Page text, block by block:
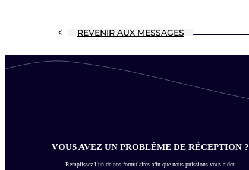
REVENIR AUX MESSAGES
VOUS AVEZ UN PROBLÈME DE RÉCEPTION ?
Remplissez l’un de nos formulaires afin que nous puissions vous aider.